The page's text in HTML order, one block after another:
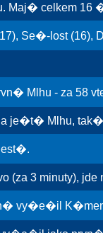
Maj� celkem 16
Se�-lost (16),
Mlhu - za 58
je�t� Mlhu,
3 minuty), jde
vy�e�il